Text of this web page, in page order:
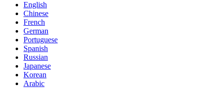
English
Chinese
French
German
Portuguese
Spanish
Russian
Japanese
Korean
Arabic